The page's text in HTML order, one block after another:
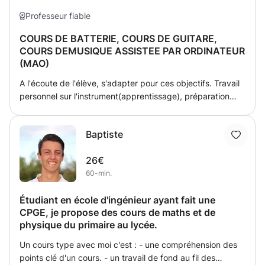
plus, je vous offre le premier cours pour faire
Professeur fiable
COURS DE BATTERIE, COURS DE GUITARE,
COURS DEMUSIQUE ASSISTEE PAR ORDINATEUR
(MAO)
A l'écoute de l'élève, s'adapter pour ces objectifs. Travail
personnel sur l'instrument(apprentissage), préparation
Franck Turner, Asyl...Baptiste
26€
60-min.
Étudiant en école d'ingénieur ayant fait une
CPGE, je propose des cours de maths et de
physique du primaire au lycée.
Un cours type avec moi c'est : - une compréhension des
points clé d'un cours. - un travail de fond au fil des